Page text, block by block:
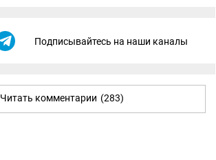
Подписывайтесь на наши каналы
Читать комментарии (283)